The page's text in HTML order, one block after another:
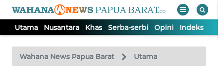
Utama Nusantara Khas Serba-serbi Opini Indeks
Wahana News Papua Barat Utama
TV
Tutup